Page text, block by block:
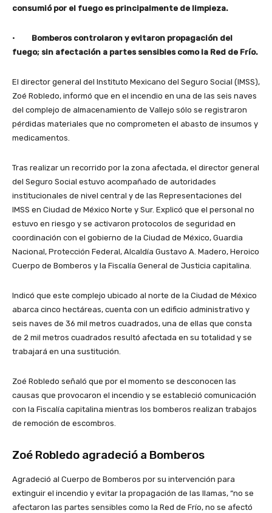
consumió por el fuego es principalmente de limpieza.
· Bomberos controlaron y evitaron propagación del
fuego; sin afectación a partes sensibles como la Red de Frío.
El director general del Instituto Mexicano del Seguro Social (IMSS),
Zoé Robledo, informó que en el incendio en una de las seis naves
del complejo de almacenamiento de Vallejo sólo se registraron
pérdidas materiales que no comprometen el abasto de insumos y
medicamentos.
Tras realizar un recorrido por la zona afectada, el director general
del Seguro Social estuvo acompañado de autoridades
institucionales de nivel central y de las Representaciones del
IMSS en Ciudad de México Norte y Sur. Explicó que el personal no
estuvo en riesgo y se activaron protocolos de seguridad en
coordinación con el gobierno de la Ciudad de México, Guardia
Nacional, Protección Federal, Alcaldía Gustavo A. Madero, Heroico
Cuerpo de Bomberos y la Fiscalía General de Justicia capitalina.
Indicó que este complejo ubicado al norte de la Ciudad de México
abarca cinco hectáreas, cuenta con un edificio administrativo y
seis naves de 36 mil metros cuadrados, una de ellas que consta
de 2 mil metros cuadrados resultó afectada en su totalidad y se
trabajará en una sustitución.
Zoé Robledo señaló que por el momento se desconocen las
causas que provocaron el incendio y se estableció comunicación
con la Fiscalía capitalina mientras los bomberos realizan trabajos
de remoción de escombros.
Zoé Robledo agradeció a Bomberos
Agradeció al Cuerpo de Bomberos por su intervención para
extinguir el incendio y evitar la propagación de las llamas, “no se
afectaron las partes sensibles como la Red de Frío, no se afectó